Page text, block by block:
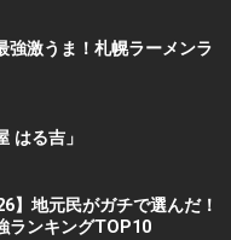
強激うま！札幌ラーメンラ
はる吉」
】地元民がガチで選んだ！
ランキングTOP10